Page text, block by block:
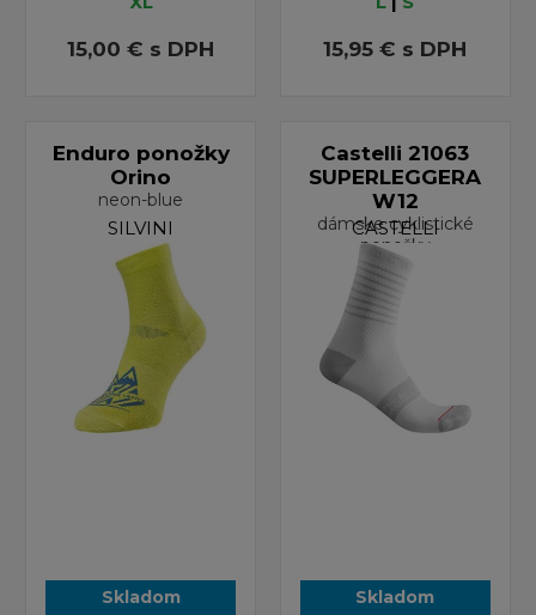
15,00 € s DPH 15,95 € s DPH
Enduro ponožky
Orino
neon-blue
SILVINI
Skladom
Castelli 21063
SUPERLEGGERA
W12
dámske cyklistické
ponožky
CASTELLI
Skladom